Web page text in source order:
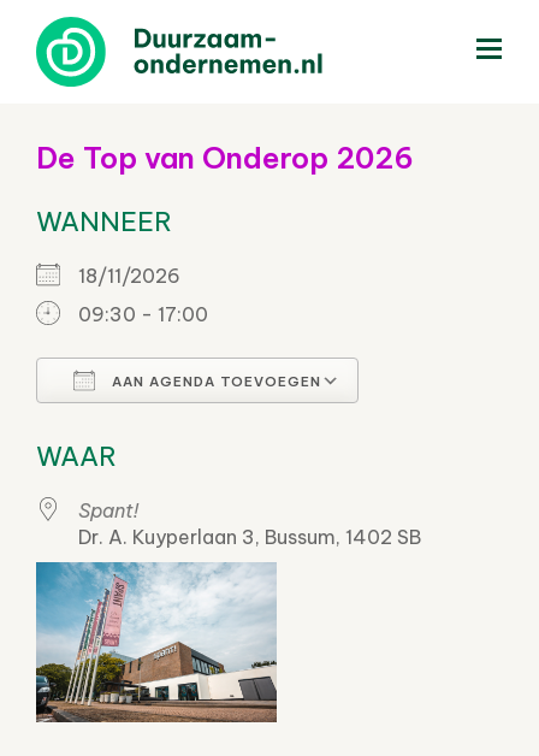
De Top van Onderop 2026
WANNEER
18/11/2026
09:30 - 17:00
AAN AGENDA TOEVOEGEN
WAAR
Spant!
Dr. A. Kuyperlaan 3, Bussum, 1402 SB